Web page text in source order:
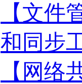
【文件
和同步
【网络